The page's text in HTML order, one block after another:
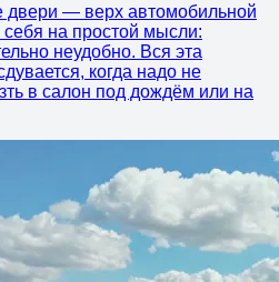
двери — верх автомобильной
на простой мысли:
неудобно. Вся эта
когда надо не
в салон под дождём или на